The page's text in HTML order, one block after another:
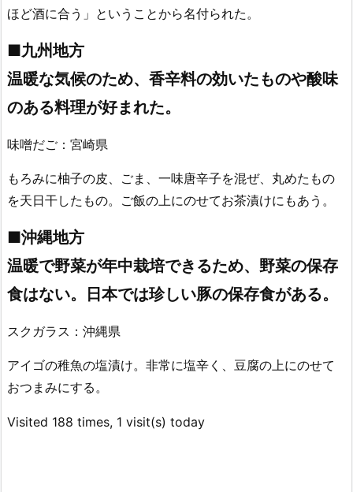
ほど酒に合う」ということから名付られた。
■九州地方
温暖な気候のため、香辛料の効いたものや酸味
のある料理が好まれた。
味噌だご：宮崎県
もろみに柚子の皮、ごま、一味唐辛子を混ぜ、丸めたもの
を天日干したもの。ご飯の上にのせてお茶漬けにもあう。
■沖縄地方
温暖で野菜が年中栽培できるため、野菜の保存
食はない。日本では珍しい豚の保存食がある。
スクガラス：沖縄県
アイゴの稚魚の塩漬け。非常に塩辛く、豆腐の上にのせて
おつまみにする。
Visited 188 times, 1 visit(s) today